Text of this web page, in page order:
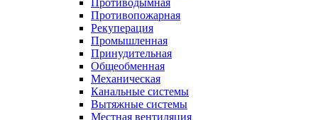
Противодымная
Противопожарная
Рекуперация
Промышленная
Принудительная
Общеобменная
Механическая
Канальные системы
Вытяжные системы
Местная вентиляция